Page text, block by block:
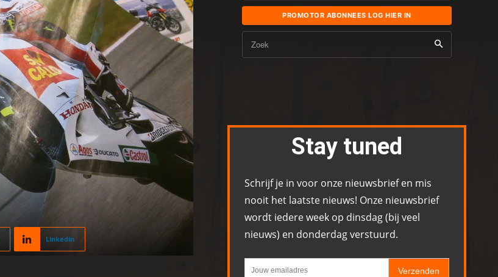
Linkedin
PROMOTOR ABONNEES LOG HIER IN
Zoek
Stay tuned
Schrijf je in voor onze nieuwsbrief en mis
nooit het laatste nieuws! Onze nieuwsbrief
wordt iedere week op dinsdag (bij veel
nieuws) en donderdag verstuurd.
Verzenden